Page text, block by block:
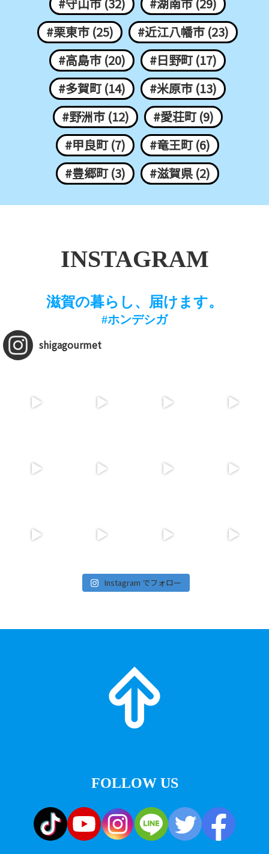
#栗東市 (25)
#近江八幡市 (23)
#高島市 (20)
#日野町 (17)
#多賀町 (14)
#米原市 (13)
#野洲市 (12)
#愛荘町 (9)
#甲良町 (7)
#竜王町 (6)
#豊郷町 (3)
#滋賀県 (2)
INSTAGRAM
滋賀の暮らし、届けます。
#ホンデシガ
shigagourmet
Instagram でフォロー
FOLLOW US